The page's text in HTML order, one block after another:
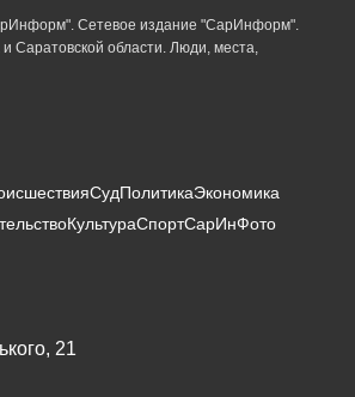
Сетевое издание "СарИнформ".
Саратовской области. Люди, места,
СудПолитикаЭкономика
КультураСпортСарИнФото
21